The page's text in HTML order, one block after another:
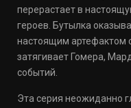
перерастает в
героев. Бутылка
настоящим артефактом
затягивает Гомера,
событий.
Эта серия неожиданно